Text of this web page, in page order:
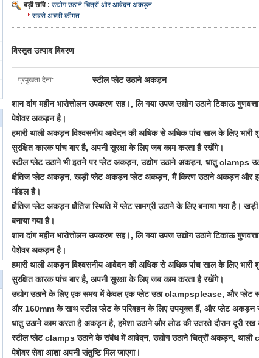
बड़ी छवि : उद्योग उठाने चित्रों और आवेदन अकड़न
सबसे अच्छी कीमत
विस्तृत उत्पाद विवरण
प्रमुखता देना: स्टील प्लेट उठाने अकड़न
शान दांग महीन भारोत्तोलन उपकरण सह।, लि गया उपज उद्योग उठाने टिकाऊ
पेशेवर अकड़न है।
हमारी थाली अकड़न विश्वसनीय आवेदन की अधिक से अधिक पांच साल के लिए भारी
सुरक्षित कारक पांच बार है, अपनी सुरक्षा के लिए जब काम करता है रखेंगे।
स्टील प्लेट उठाने भी इतने पर प्लेट अकड़न, उद्योग उठानेअकड़न, धातु clamps
क्षैतिज प्लेट अकड़न, खड़ी प्लेट अकड़न प्लेट अकड़न, मैं किरण उठाने अकड़न और
मॉडलहै।
क्षैतिज प्लेट अकड़न क्षैतिज स्थिति में प्लेट सामग्री उठाने के लिए बनाया गया है।
बनाया गया है।
शान दांग महीन भारोत्तोलन उपकरण सह।, लि गया उपज उद्योग उठाने टिकाऊ
पेशेवर अकड़न है।
हमारी थाली अकड़न विश्वसनीय आवेदन की अधिक से अधिक पांच साल के लिए भारी
सुरक्षित कारक पांच बार है, अपनी सुरक्षा के लिए जब काम करता है रखेंगे।
उद्योग उठाने के लिए एक समय में केवल एक प्लेट उठा clampsplease, और प्लेट
और 160mm के साथ स्टील प्लेट के परिवहन के लिए उपयुक्त हैं, और प्लेट अकड़न
धातु उठाने काम करता है अकड़न है, हमेशा उठाने और लोड की उतरते दौरान दूरी रख
स्टील प्लेट clamps उठाने के संबंध में आवेदन, उद्योग उठाने चित्रोंअकड़न, थाली
पेशेवर सेवा आशा अपनी संतुष्टि मिल जाएगा।